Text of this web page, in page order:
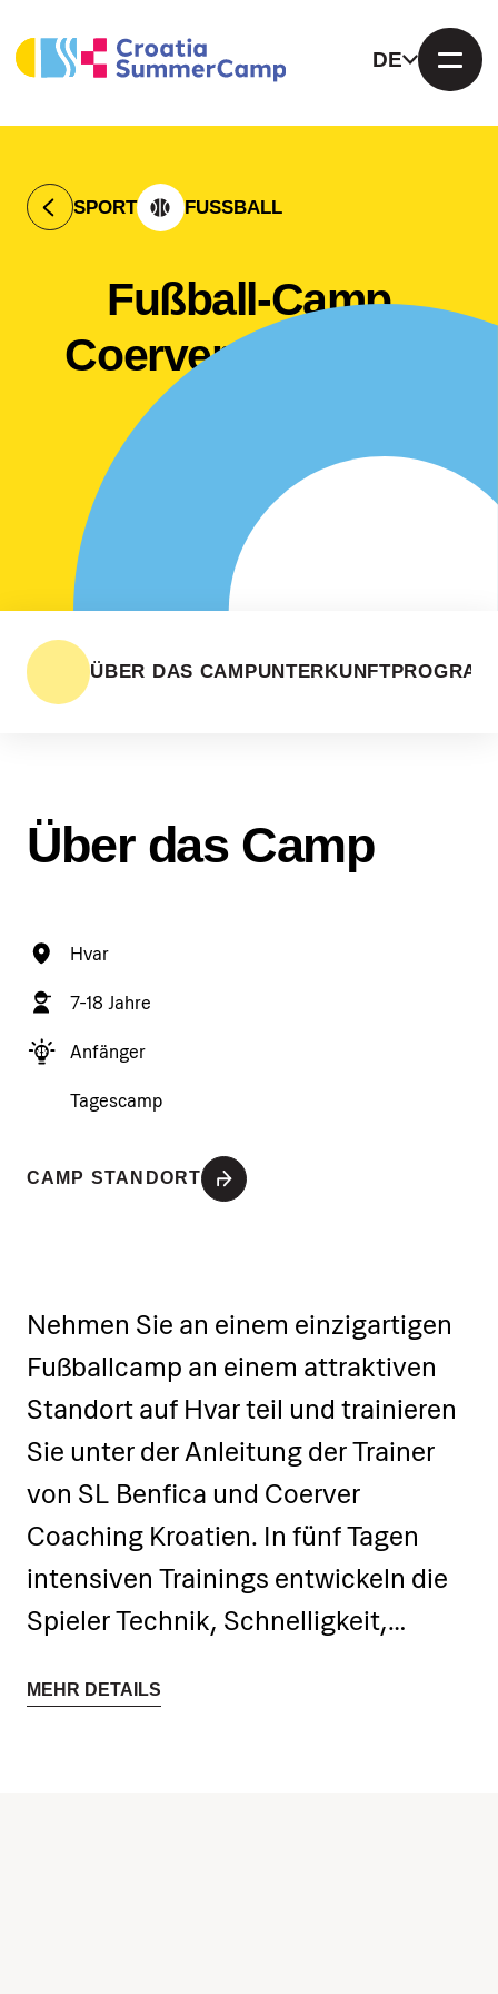
DE
SPORT FUSSBALL
Fußball-Camp
Coerver Coaching
ÜBER DAS CAMPUNTERKUNFT
Über das Camp
Hvar
7-18 Jahre
Anfänger
Tagescamp
CAMP STANDORT
Nehmen Sie an einem einzigartigen
Fußballcamp an einem attraktiven
Standort auf Hvar teil und trainieren
Sie unter der Anleitung der Trainer
von SL Benfica und Coerver
Coaching Kroatien. In fünf Tagen
intensiven Trainings entwickeln die
Spieler Technik, Schnelligkeit,
Selbstvertrauen beim Spiel, wobei
MEHR DETAILS